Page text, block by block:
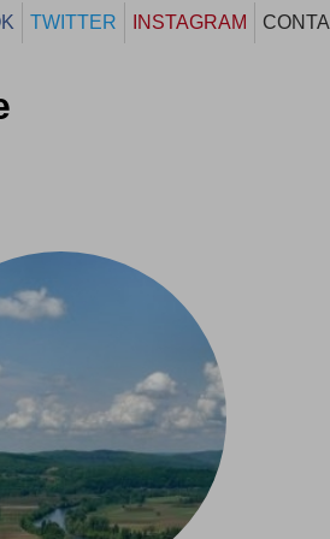
TWITTER INSTAGRAM